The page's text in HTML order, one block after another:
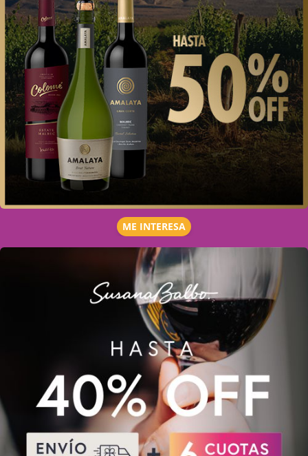
ME INTERESA